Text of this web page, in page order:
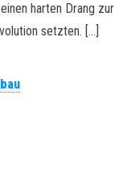
harten Drang zur
setzten. […]